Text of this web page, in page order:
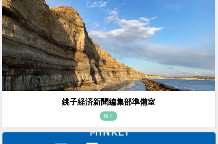
銚子経済新聞編集部準備室
銚子